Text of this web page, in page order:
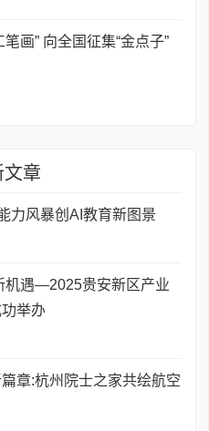
笔画” 向全国征集“金点子”
文章
力风暴创AI教育新图景
机遇—2025贵安新区产业
举办
章:杭州院士之家共绘航空